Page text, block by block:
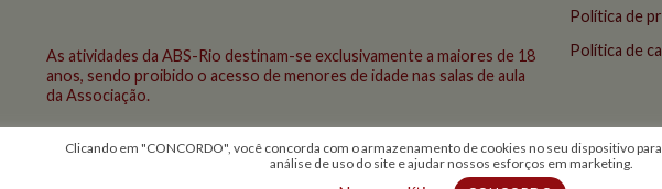
As atividades da ABS-Rio destinam-se exclusivamente a maiores de 18
anos, sendo proibido o acesso de menores de idade nas salas de aula
da Associação.
Política de
Política de
© 2026 Todos os direitos reservados - ABS Rio
criação Conceito Comunicação Integrada
Clicando em "CONCORDO", você concorda com o armazenamento de cookies no seu dispositivo
análise de uso do site e ajudar nossos esforços em marketing.